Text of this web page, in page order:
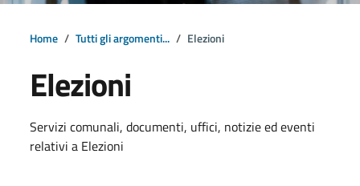
Home Tutti gli argomenti... Elezioni
Elezioni
Dettagli della notizia
Servizi comunali, documenti, uffici, notizie ed eventi
relativi a Elezioni